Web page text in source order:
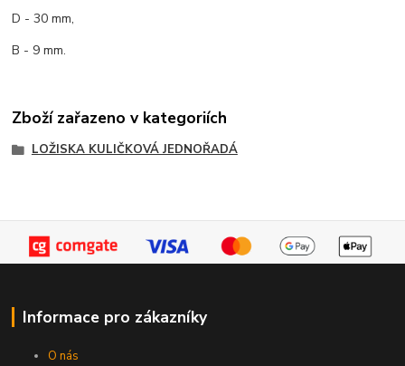
D - 30 mm,
B - 9 mm.
Zboží zařazeno v kategoriích
LOŽISKA KULIČKOVÁ JEDNOŘADÁ
Informace pro zákazníky
O nás